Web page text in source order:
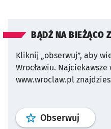
BĄDŹ NA BIEŻĄCO
Kliknij „obserwuj”, aby
Wrocławiu. Najciekawsze
www.wroclaw.pl
Obserwuj profil